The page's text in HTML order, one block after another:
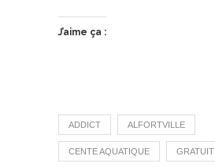
J’aime ça :
ADDICT ALFORTVILLE
CENTE AQUATIQUE GRATUIT